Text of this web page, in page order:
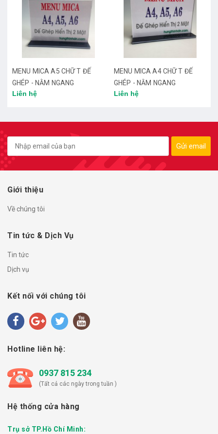
MENU MICA A5 CHỮ T ĐẾ
GHÉP - NẰM NGANG
Liên hệ
MENU MICA A4 CHỮ T ĐẾ
GHÉP - NẰM NGANG
Liên hệ
Gửi email
Giới thiệu
Về chúng tôi
Tin tức & Dịch Vụ
Tin tức
Dịch vụ
Kết nối với chúng tôi
Hotline liên hệ:
0937 815 234
(Tất cả các ngày trong tuần )
Hệ thống cửa hàng
Trụ sở TP.Hồ Chí Minh: